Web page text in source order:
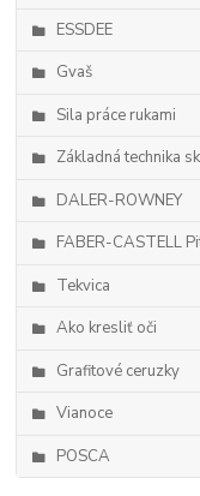
ESSDEE
Gvaš
Sila práce rukami
Základná technika
DALER-ROWNEY
FABER-CASTELL
Tekvica
Ako kresliť oči
Grafitové ceruzky
Vianoce
POSCA